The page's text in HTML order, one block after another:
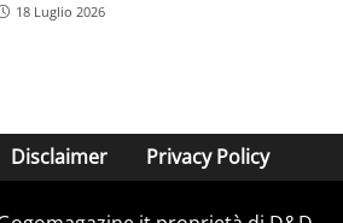
18 Luglio 2026
Disclaimer Privacy Policy